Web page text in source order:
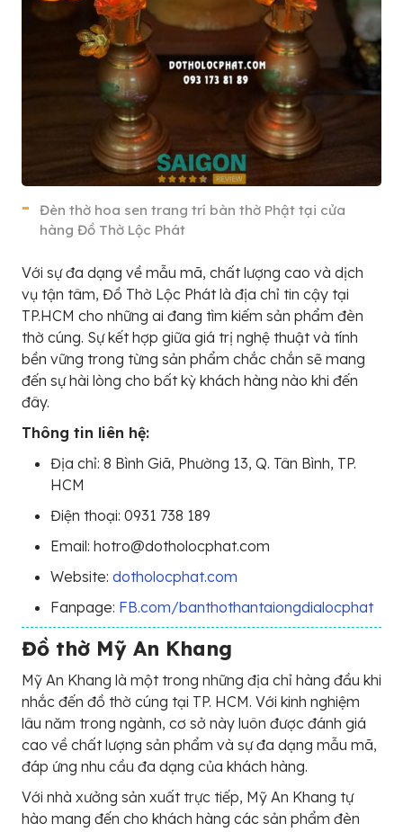
Đèn thờ hoa sen trang trí bàn thờ Phật tại cửa
hàng Đồ Thờ Lộc Phát
Với sự đa dạng về mẫu mã, chất lượng cao và dịch
vụ tận tâm, Đồ Thờ Lộc Phát là địa chỉ tin cậy tại
TP.HCM cho những ai đang tìm kiếm sản phẩm đèn
thờ cúng. Sự kết hợp giữa giá trị nghệ thuật và tính
bền vững trong từng sản phẩm chắc chắn sẽ mang
đến sự hài lòng cho bất kỳ khách hàng nào khi đến
đây.
Thông tin liên hệ:
Địa chỉ: 8 Bình Giã, Phường 13, Q. Tân Bình, TP.
HCM
Điện thoại: 0931 738 189
Email: hotro@dotholocphat.com
Website: dotholocphat.com
Fanpage: FB.com/banthothantaiongdialocphat
Đồ thờ Mỹ An Khang
Mỹ An Khang là một trong những địa chỉ hàng đầu khi
nhắc đến đồ thờ cúng tại TP. HCM. Với kinh nghiệm
lâu năm trong ngành, cơ sở này luôn được đánh giá
cao về chất lượng sản phẩm và sự đa dạng mẫu mã,
đáp ứng nhu cầu đa dạng của khách hàng.
Với nhà xưởng sản xuất trực tiếp, Mỹ An Khang tự
hào mang đến cho khách hàng các sản phẩm đèn